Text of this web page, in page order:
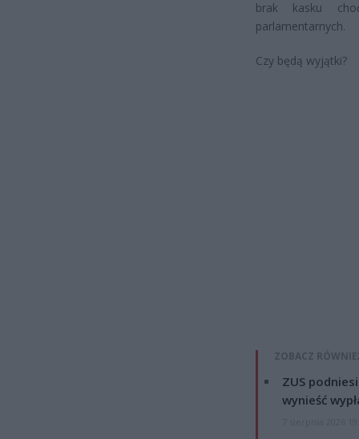
brak kasku
parlamentarnych.
Czy będą wyjątki?
ZOBACZ
ZUS
wynieść